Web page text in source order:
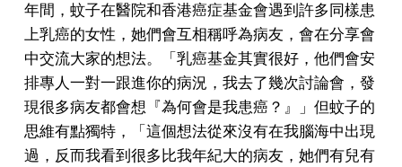
年間，蚊子在醫院和香港癌症基金會遇到許多同樣患
上乳癌的女性，她們會互相稱呼為病友，會在分享會
中交流大家的想法。「乳癌基金其實很好，他們會安
排專人一對一跟進你的病況，我去了幾次討論會，發
現很多病友都會想『為何會是我患癌？』」 但蚊子的
思維有點獨特，「這個想法從來沒有在我腦海中出現
過，反而我看到很多比我年紀大的病友，她們有兒有